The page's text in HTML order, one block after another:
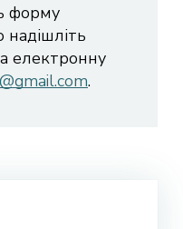
форму
надішліть
електронну
.